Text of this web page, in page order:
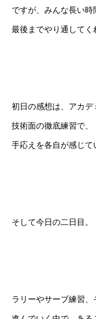
ですが、みんな長い時
最後までやり通してく
初日の感想は、アカデ
技術面の徹底練習で、
手応えを各自が感じて
そして今日の二日目。
ラリーやサーブ練習、